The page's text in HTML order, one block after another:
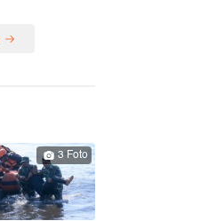
3 Foto